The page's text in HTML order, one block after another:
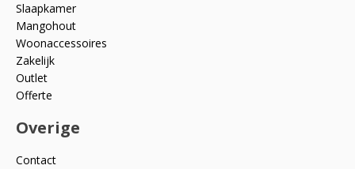
Slaapkamer
Mangohout
Woonaccessoires
Zakelijk
Outlet
Offerte
Overige
Contact